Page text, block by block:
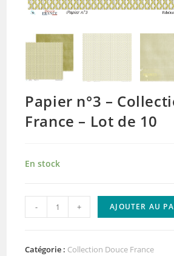
Papier n°3 –
France – Lot de 10
En stock
quantité
de
n°3
- + AJOUTER AU
Catégorie : Collection Douce France